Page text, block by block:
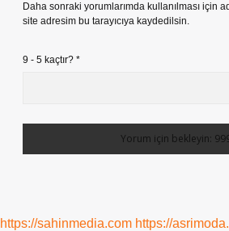
Daha sonraki yorumlarımda kullanılması için
site adresim bu tarayıcıya kaydedilsin.
9 - 5 kaçtır? *
https://sahinmedia.com https://